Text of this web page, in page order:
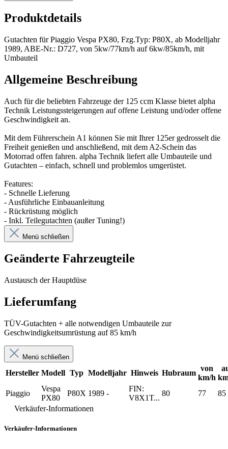
Produktdetails
Gutachten für Piaggio Vespa PX80, Fzg.Typ: P80X, ab Modelljahr
1989, ABE-Nr.: D727, von 5kw/77km/h auf 6kw/85km/h, mit
Umbauteil
Allgemeine Beschreibung
Auch für die beliebten Fahrzeuge der 125 ccm Klasse bietet alpha
Technik Leistungssteigerungen auf offene Leistung und/oder offene
Geschwindigkeit an.
Mit dem Führerschein A1 können Sie mit Ihrer 125er gedrosselt die
Freiheit genießen und anschließend, mit dem A2-Schein das
Motorrad offen fahren. alpha Technik liefert alle Umbauteile und
Gutachten – einfach, schnell und problemlos umgerüstet.
Features:
- Schnelle Lieferung
- Ausführliche Einbauanleitung
- Rückrüstung möglich
- Inkl. Teilegutachten (außer Tuning!)
Menü schließen
Geänderte Fahrzeugteile
Austausch der Hauptdüse
Lieferumfang
TÜV-Gutachten + alle notwendigen Umbauteile zur
Geschwindigkeitsumrüstung auf 85 km/h
Menü schließen
Hersteller Modell Typ Modelljahr Hinweis Hubraum
von
km/h
Piaggio
Vespa
PX80
P80X 1989 -
FIN:
V8X1T...
80 77
85
Verkäufer-Informationen
Verkäufer-Informationen